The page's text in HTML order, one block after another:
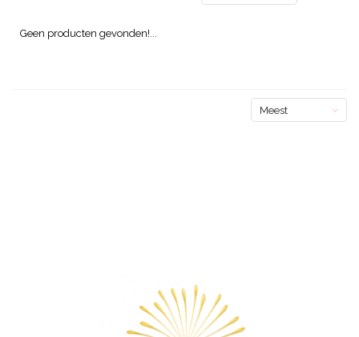
Geen producten gevonden!...
Meest